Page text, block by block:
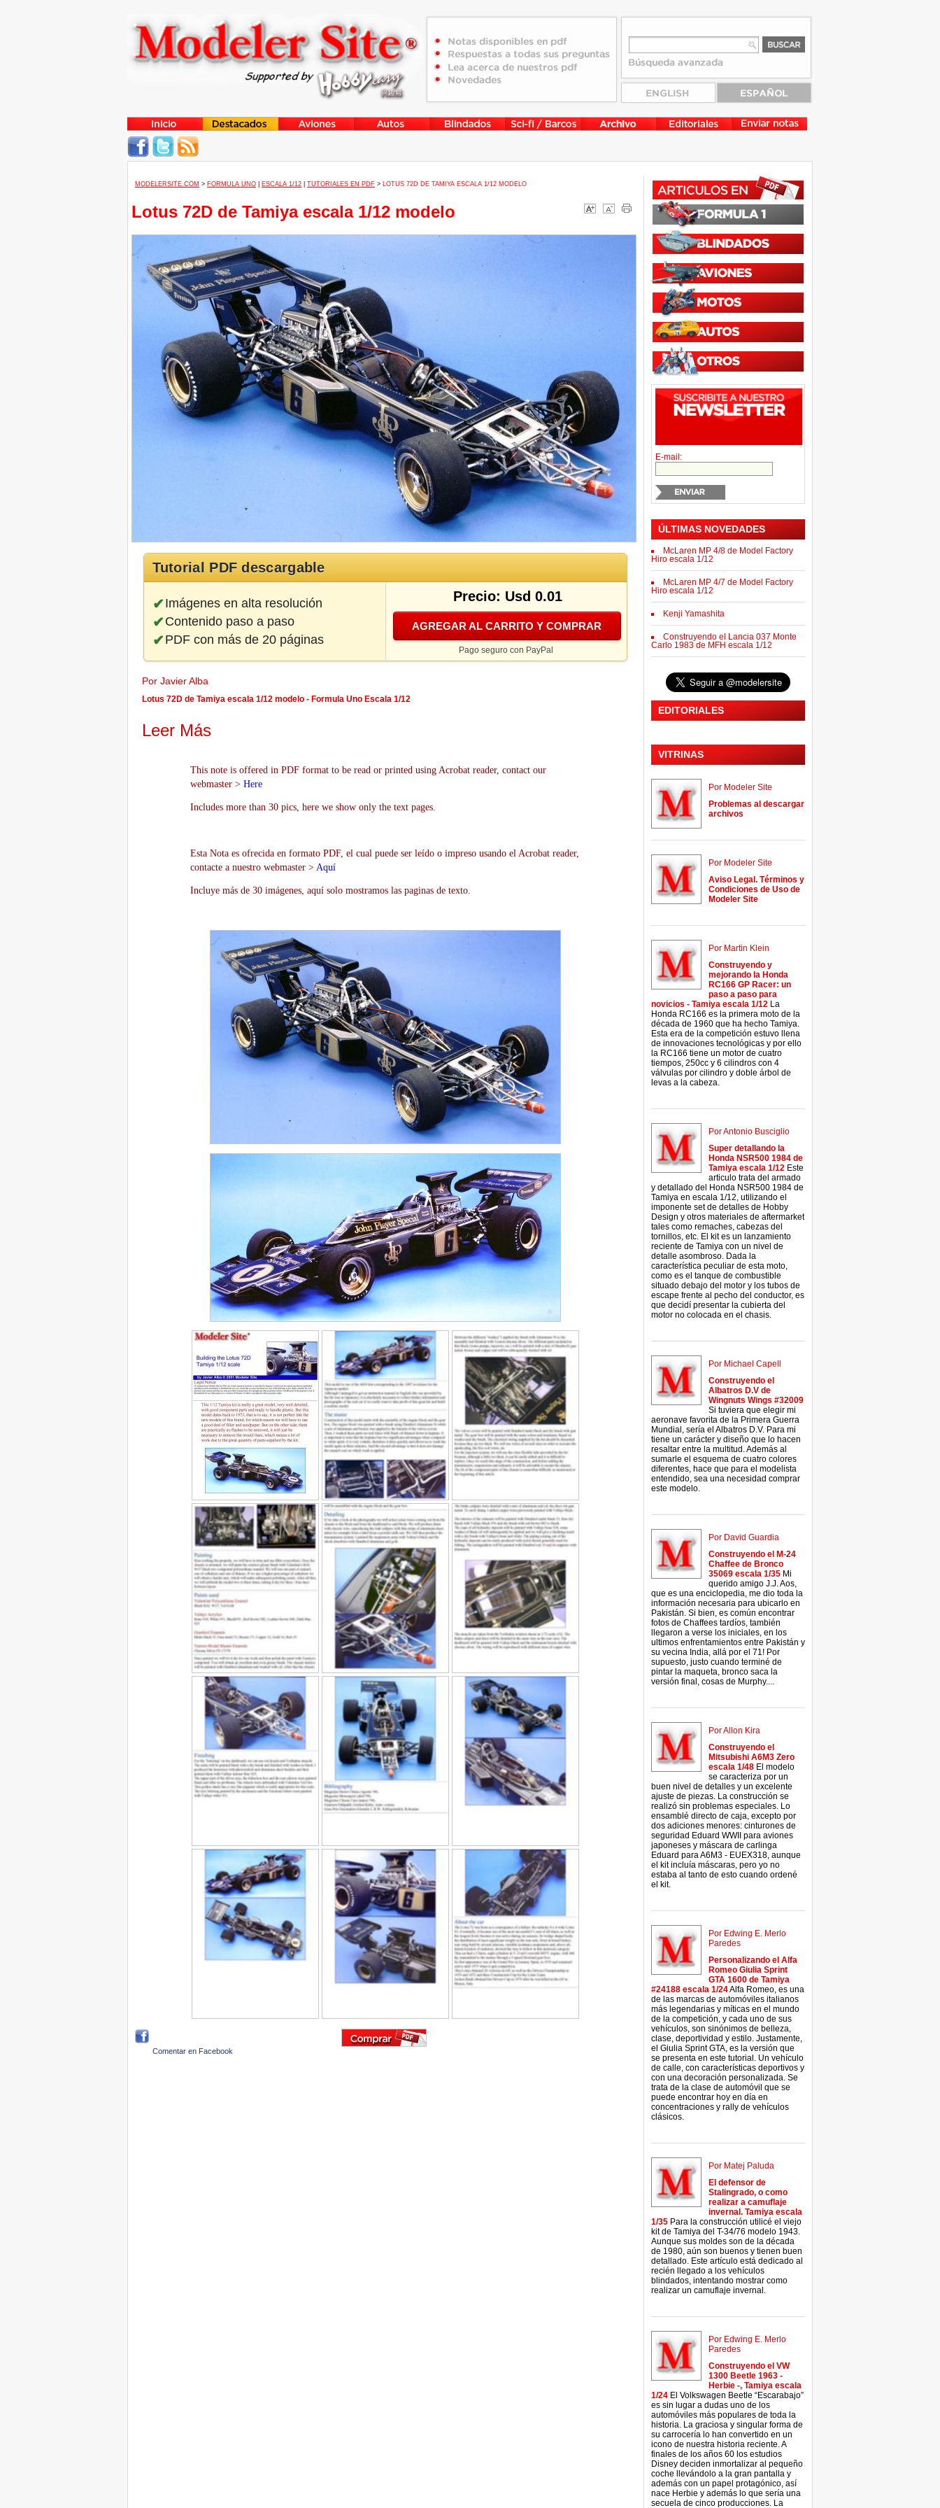
MODELERSITE.COM > FORMULA UNO ESCALA 1/12 TUTORIALES EN PDF > LOTUS 72D DE TAMIYA ESCALA 1/12 MODELO
Lotus 72D de Tamiya escala 1/12 modelo
Tutorial PDF descargable
Imágenes en alta resolución
Contenido paso a paso
PDF con más de 20 páginas
Precio: Usd 0.01
AGREGAR AL CARRITO Y COMPRAR
Pago seguro con PayPal
Por Javier Alba
Lotus 72D de Tamiya escala 1/12 modelo - Formula Uno Escala 1/12
Leer Más
This note is offered in PDF format to be read or printed using Acrobat reader, contact our
webmaster > Here
Includes more than 30 pics, here we show only the text pages.
Esta Nota es ofrecida en formato PDF, el cual puede ser leído o impreso usando el Acrobat reader,
contacte a nuestro webmaster > Aquí
Incluye más de 30 imágenes, aquí solo mostramos las paginas de texto.
Comentar en Facebook
E-mail:
ÚLTIMAS NOVEDADES
McLaren MP 4/8 de Model Factory
Hiro escala 1/12
McLaren MP 4/7 de Model Factory
Hiro escala 1/12
Kenji Yamashita
Construyendo el Lancia 037 Monte
Carlo 1983 de MFH escala 1/12
EDITORIALES
VITRINAS
Por Modeler Site
Problemas al descargar
archivos
Por Modeler Site
Aviso Legal. Términos y
Condiciones de Uso de
Modeler Site
Por Martin Klein
Construyendo y
mejorando la Honda
RC166 GP Racer: un
paso a paso para
novicios - Tamiya escala 1/12 La
Honda RC166 es la primera moto de la
década de 1960 que ha hecho Tamiya.
Esta era de la competición estuvo llena
de innovaciones tecnológicas y por ello
la RC166 tiene un motor de cuatro
tiempos, 250cc y 6 cilindros con 4
válvulas por cilindro y doble árbol de
levas a la cabeza.
Por Antonio Busciglio
Super detallando la
Honda NSR500 1984 de
Tamiya escala 1/12 Este
articulo trata del armado
y detallado del Honda NSR500 1984 de
Tamiya en escala 1/12, utilizando el
imponente set de detalles de Hobby
Design y otros materiales de aftermarket
tales como remaches, cabezas del
tornillos, etc. El kit es un lanzamiento
reciente de Tamiya con un nivel de
detalle asombroso. Dada la
característica peculiar de esta moto,
como es el tanque de combustible
situado debajo del motor y los tubos de
escape frente al pecho del conductor, es
que decidí presentar la cubierta del
motor no colocada en el chasis.
Por Michael Capell
Construyendo el
Albatros D.V de
Wingnuts Wings #32009
Si tuviera que elegir mi
aeronave favorita de la Primera Guerra
Mundial, sería el Albatros D.V. Para mi
tiene un carácter y diseño que lo hacen
resaltar entre la multitud. Además al
sumarle el esquema de cuatro colores
diferentes, hace que para el modelista
entendido, sea una necesidad comprar
este modelo.
Por David Guardia
Construyendo el M-24
Chaffee de Bronco
35069 escala 1/35 Mi
querido amigo J.J. Aos,
que es una enciclopedia, me dio toda la
información necesaria para ubicarlo en
Pakistán. Si bien, es común encontrar
fotos de Chaffees tardíos, también
llegaron a verse los iniciales, en los
ultimos enfrentamientos entre Pakistán y
su vecina India, allá por el 71! Por
supuesto, justo cuando terminé de
pintar la maqueta, bronco saca la
versión final, cosas de Murphy....
Por Allon Kira
Construyendo el
Mitsubishi A6M3 Zero
escala 1/48 El modelo
se caracteriza por un
buen nivel de detalles y un excelente
ajuste de piezas. La construcción se
realizó sin problemas especiales. Lo
ensamblé directo de caja, excepto por
dos adiciones menores: cinturones de
seguridad Eduard WWII para aviones
japoneses y máscara de carlinga
Eduard para A6M3 - EUEX318, aunque
el kit incluía máscaras, pero yo no
estaba al tanto de esto cuando ordené
el kit.
Por Edwing E. Merlo
Paredes
Personalizando el Alfa
Romeo Giulia Sprint
GTA 1600 de Tamiya
#24188 escala 1/24Alfa Romeo, es una
de las marcas de automóviles italianos
más legendarias y míticas en el mundo
de la competición, y cada uno de sus
vehículos, son sinónimos de belleza,
clase, deportividad y estilo. Justamente,
el Giulia Sprint GTA, es la versión que
se presenta en este tutorial. Un vehículo
de calle, con características deportivos y
con una decoración personalizada. Se
trata de la clase de automóvil que se
puede encontrar hoy en día en
concentraciones y rally de vehículos
clásicos.
Por Matej Paluda
El defensor de
Stalingrado, o como
realizar a camuflaje
invernal. Tamiya escala
1/35 Para la construcción utilicé el viejo
kit de Tamiya del T-34/76 modelo 1943.
Aunque sus moldes son de la década
de 1980, aún son buenos y tienen buen
detallado. Este artículo está dedicado al
recién llegado a los vehículos
blindados, intentando mostrar como
realizar un camuflaje invernal.
Por Edwing E. Merlo
Paredes
Construyendo el VW
1300 Beetle 1963 -
Herbie -, Tamiya escala
1/24 El Volkswagen Beetle “Escarabajo”
es sin lugar a dudas uno de los
automóviles más populares de toda la
historia. La graciosa y singular forma de
su carrocería lo han convertido en un
icono de nuestra historia reciente. A
finales de los años 60 los estudios
Disney deciden inmortalizar al pequeño
coche llevándolo a la gran pantalla y
además con un papel protagónico, así
nace Herbie y además lo que sería una
secuela de cinco producciones. La